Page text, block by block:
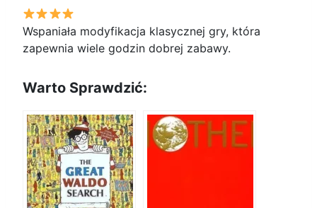
Wspaniała modyfikacja klasycznej gry, która
zapewnia wiele godzin dobrej zabawy.
Warto Sprawdzić: